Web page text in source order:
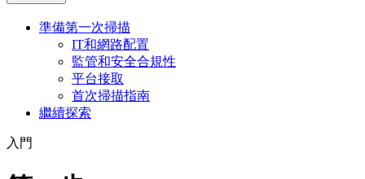
準備第一次掃描
IT和網路配置
監管和安全合規性
平台接取
首次掃描指南
繼續探索
入門